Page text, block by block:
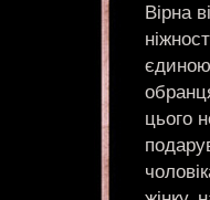
Вірна
єдиною
цього